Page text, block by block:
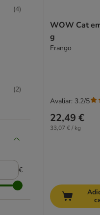
(4)
(2)
(4)
€
WOW Cat
g
Frango
22,49 €
33,07 € / kg
Avaliar: 3.2/5